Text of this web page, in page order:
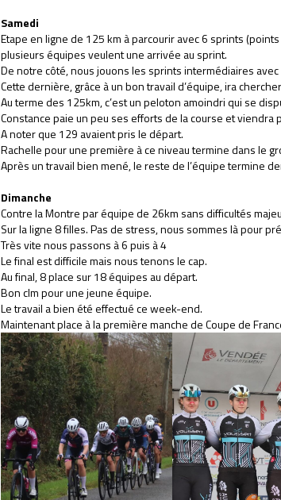
Samedi
Etape en ligne de 125 km à parcourir avec 6 sprints
plusieurs équipes veulent une arrivée au sprint.
De notre côté, nous jouons les sprints intermédiaires avec
Cette dernière, grâce à un bon travail d’équipe, ira
Au terme des 125km, c’est un peloton amoindri qui se
Constance paie un peu ses efforts de la course et viendra
A noter que 129 avaient pris le départ.
Rachelle pour une première à ce niveau termine dans le
Après un travail bien mené, le reste de l’équipe termine
Dimanche
Contre la Montre par équipe de 26km sans difficultés
Sur la ligne 8 filles. Pas de stress, nous sommes là pour
Très vite nous passons à 6 puis à 4
Le final est difficile mais nous tenons le cap.
Au final, 8 place sur 18 équipes au départ.
Bon clm pour une jeune équipe.
Le travail a bien été effectué ce week-end.
Maintenant place à la première manche de Coupe de